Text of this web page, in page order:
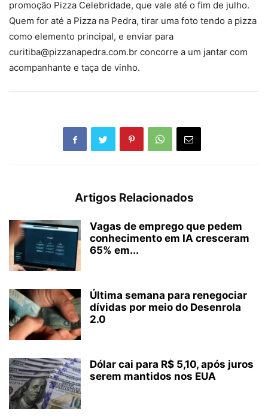
promoção Pizza Celebridade, que vale até o fim de julho.
Quem for até a Pizza na Pedra, tirar uma foto tendo a pizza
como elemento principal, e enviar para
curitiba@pizzanapedra.com.br concorre a um jantar com
acompanhante e taça de vinho.
Artigos Relacionados
Vagas de emprego que pedem
conhecimento em IA cresceram
65% em...
Última semana para renegociar
dívidas por meio do Desenrola
2.0
Dólar cai para R$ 5,10, após juros
serem mantidos nos EUA